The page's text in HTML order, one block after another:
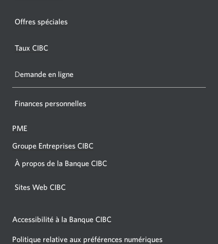
Offres spéciales
Taux CIBC
Demande en ligne
Finances personnelles
PME
Groupe Entreprises CIBC
À propos de la Banque CIBC
Sites Web CIBC
Accessibilité à la Banque CIBC
Politique relative aux préférences numériques